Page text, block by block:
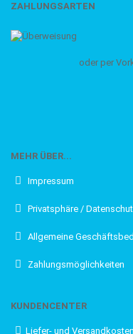
ZAHLUNGSARTEN
oder per
MEHR ÜBER...
Impressum
Privatsphäre /
Allgemeine
Zahlungsmöglichkeiten
KUNDENCENTER
Liefer- und Versandkosten